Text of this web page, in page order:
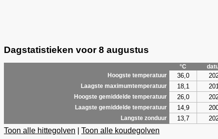
Dagstatistieken voor 8 augustus
°C
Hoogste temperatuur
36,0
Laagste maximumtemperatuur 18,1
Hoogste gemiddelde temperatuur 26,0
Laagste gemiddelde temperatuur 14,9
Langste zonduur 13,7
Toon alle hittegolven
Toon alle koudegolven